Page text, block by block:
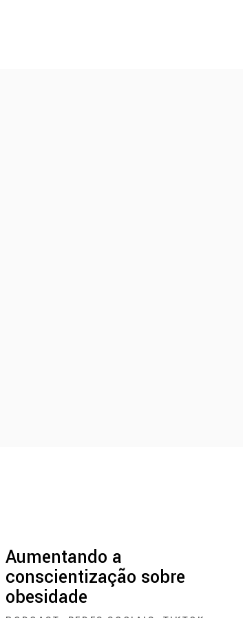
Aumentando a
conscientização sobre
obesidade